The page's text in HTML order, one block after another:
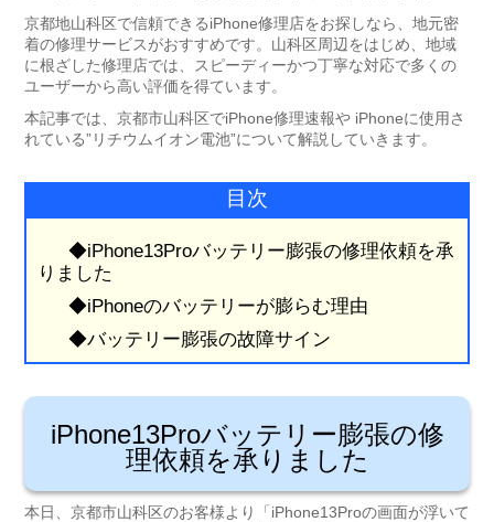
京都地山科区で信頼できるiPhone修理店をお探しなら、地元密
着の修理サービスがおすすめです。山科区周辺をはじめ、地域
に根ざした修理店では、スピーディーかつ丁寧な対応で多くの
ユーザーから高い評価を得ています。
本記事では、京都市山科区でiPhone修理速報や iPhoneに使用さ
れている”リチウムイオン電池”について解説していきます。
目次
◆iPhone13Proバッテリー膨張の修理依頼を承
りました
◆iPhoneのバッテリーが膨らむ理由
◆バッテリー膨張の故障サイン
iPhone13Proバッテリー膨張の修
理依頼を承りました
本日、京都市山科区のお客様より「iPhone13Proの画面が浮いて